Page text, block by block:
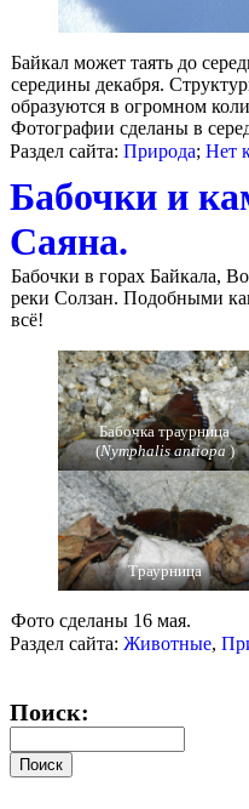
Байкал может таять до
середины декабря.
образуются в огромном
Фотографии сделаны в
Раздел сайта: Природа; Нет
Бабочки и
Саяна.
Бабочки в горах Байкала,
реки Солзан. Подобными
всё!
Бабочка траурница
(Nymphalis antiopa)
Траурница
Фото сделаны 16 мая.
Раздел сайта: Животные,
Поиск: